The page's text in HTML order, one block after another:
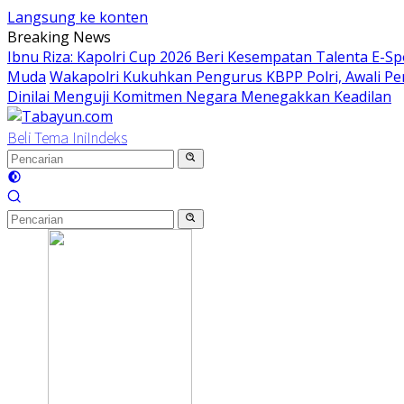
Langsung ke konten
Breaking News
Ibnu Riza: Kapolri Cup 2026 Beri Kesempatan Talenta E-
Muda Wakapolri Kukuhkan Pengurus KBPP Polri, Awali
Dinilai Menguji Komitmen Negara Menegakkan Keadilan
Beli Tema IniIndeks